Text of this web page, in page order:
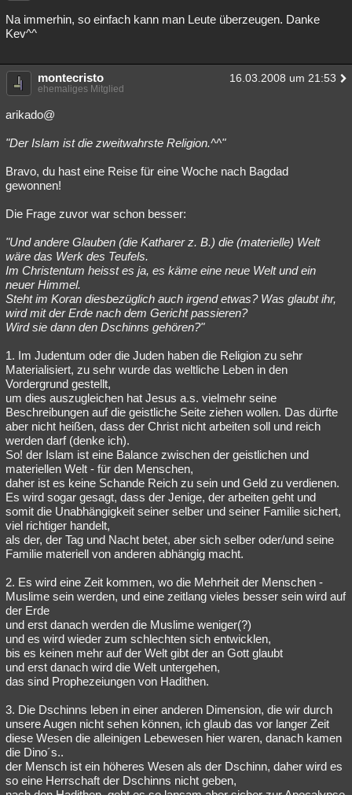
Na immerhin, so einfach kann man Leute überzeugen. Danke
Kev^^
montecristo 16.03.2008 um 21:53
ehemaliges Mitglied
arikado@
"Der Islam ist die zweitwahrste Religion.^^"
Bravo, du hast eine Reise für eine Woche nach Bagdad
gewonnen!
Die Frage zuvor war schon besser:
"Und andere Glauben (die Katharer z. B.) die (materielle) Welt
wäre das Werk des Teufels.
Im Christentum heisst es ja, es käme eine neue Welt und ein
neuer Himmel.
Steht im Koran diesbezüglich auch irgend etwas? Was glaubt ihr,
wird mit der Erde nach dem Gericht passieren?
Wird sie dann den Dschinns gehören?"
1. Im Judentum oder die Juden haben die Religion zu sehr
Materialisiert, zu sehr wurde das weltliche Leben in den
Vordergrund gestellt,
um dies auszugleichen hat Jesus a.s. vielmehr seine
Beschreibungen auf die geistliche Seite ziehen wollen. Das dürfte
aber nicht heißen, dass der Christ nicht arbeiten soll und reich
werden darf (denke ich).
So! der Islam ist eine Balance zwischen der geistlichen und
materiellen Welt - für den Menschen,
daher ist es keine Schande Reich zu sein und Geld zu verdienen.
Es wird sogar gesagt, dass der Jenige, der arbeiten geht und
somit die Unabhängigkeit seiner selber und seiner Familie sichert,
viel richtiger handelt,
als der, der Tag und Nacht betet, aber sich selber oder/und seine
Familie materiell von anderen abhängig macht.
2. Es wird eine Zeit kommen, wo die Mehrheit der Menschen -
Muslime sein werden, und eine zeitlang vieles besser sein wird auf
der Erde
und erst danach werden die Muslime weniger(?)
und es wird wieder zum schlechten sich entwicklen,
bis es keinen mehr auf der Welt gibt der an Gott glaubt
und erst danach wird die Welt untergehen,
das sind Prophezeiungen von Hadithen.
3. Die Dschinns leben in einer anderen Dimension, die wir durch
unsere Augen nicht sehen können, ich glaub das vor langer Zeit
diese Wesen die alleinigen Lebewesen hier waren, danach kamen
die Dino´s..
der Mensch ist ein höheres Wesen als der Dschinn, daher wird es
so eine Herrschaft der Dschinns nicht geben,